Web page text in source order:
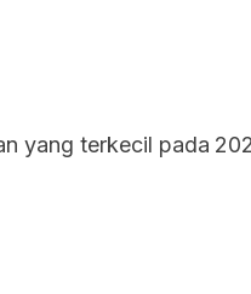
yang terkecil pada